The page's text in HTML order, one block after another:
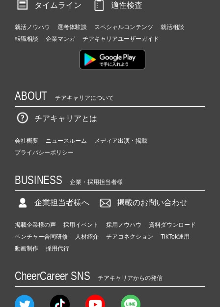
タイムライン
適性検査
就活ノウハウ 選考体験談 スペシャルコンテンツ
就活相談
転職相談
企業マンガ チアキャリアユーザーガイド
ABOUT チアキャリアについて
チアキャリアとは
会社概要 ニュースルーム
メディア出演・掲載
プライバシーポリシー
BUSINESS 企業・採用担当者様
企業担当者様へ 掲載のお問い合わせ
掲載企業様の声 採用イベント 採用ノウハウ
資料ダウンロード
ベンチャー合同研修
人材紹介 チアコネクション
TikTok運用
動画制作
採用代行
CheerCareer SNS チアキャリアからの発信